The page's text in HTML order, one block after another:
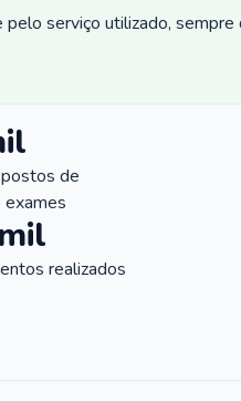
serviço utilizado, sempre
de
realizados